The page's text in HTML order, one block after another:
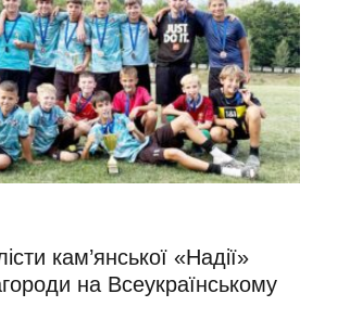
кам’янської «Надії»
на Всеукраїнському